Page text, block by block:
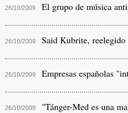
26/10/2009 El grupo de música
26/10/2009 Said Kubrite,
26/10/2009 Empresas españolas
26/10/2009 "Tánger-Med es una